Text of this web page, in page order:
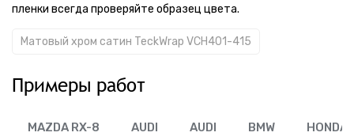
пленки всегда проверяйте образец цвета.
Матовый хром сатин TeckWrap VCH401-415
Примеры работ
MAZDA RX-8 AUDI AUDI BMW HONDA